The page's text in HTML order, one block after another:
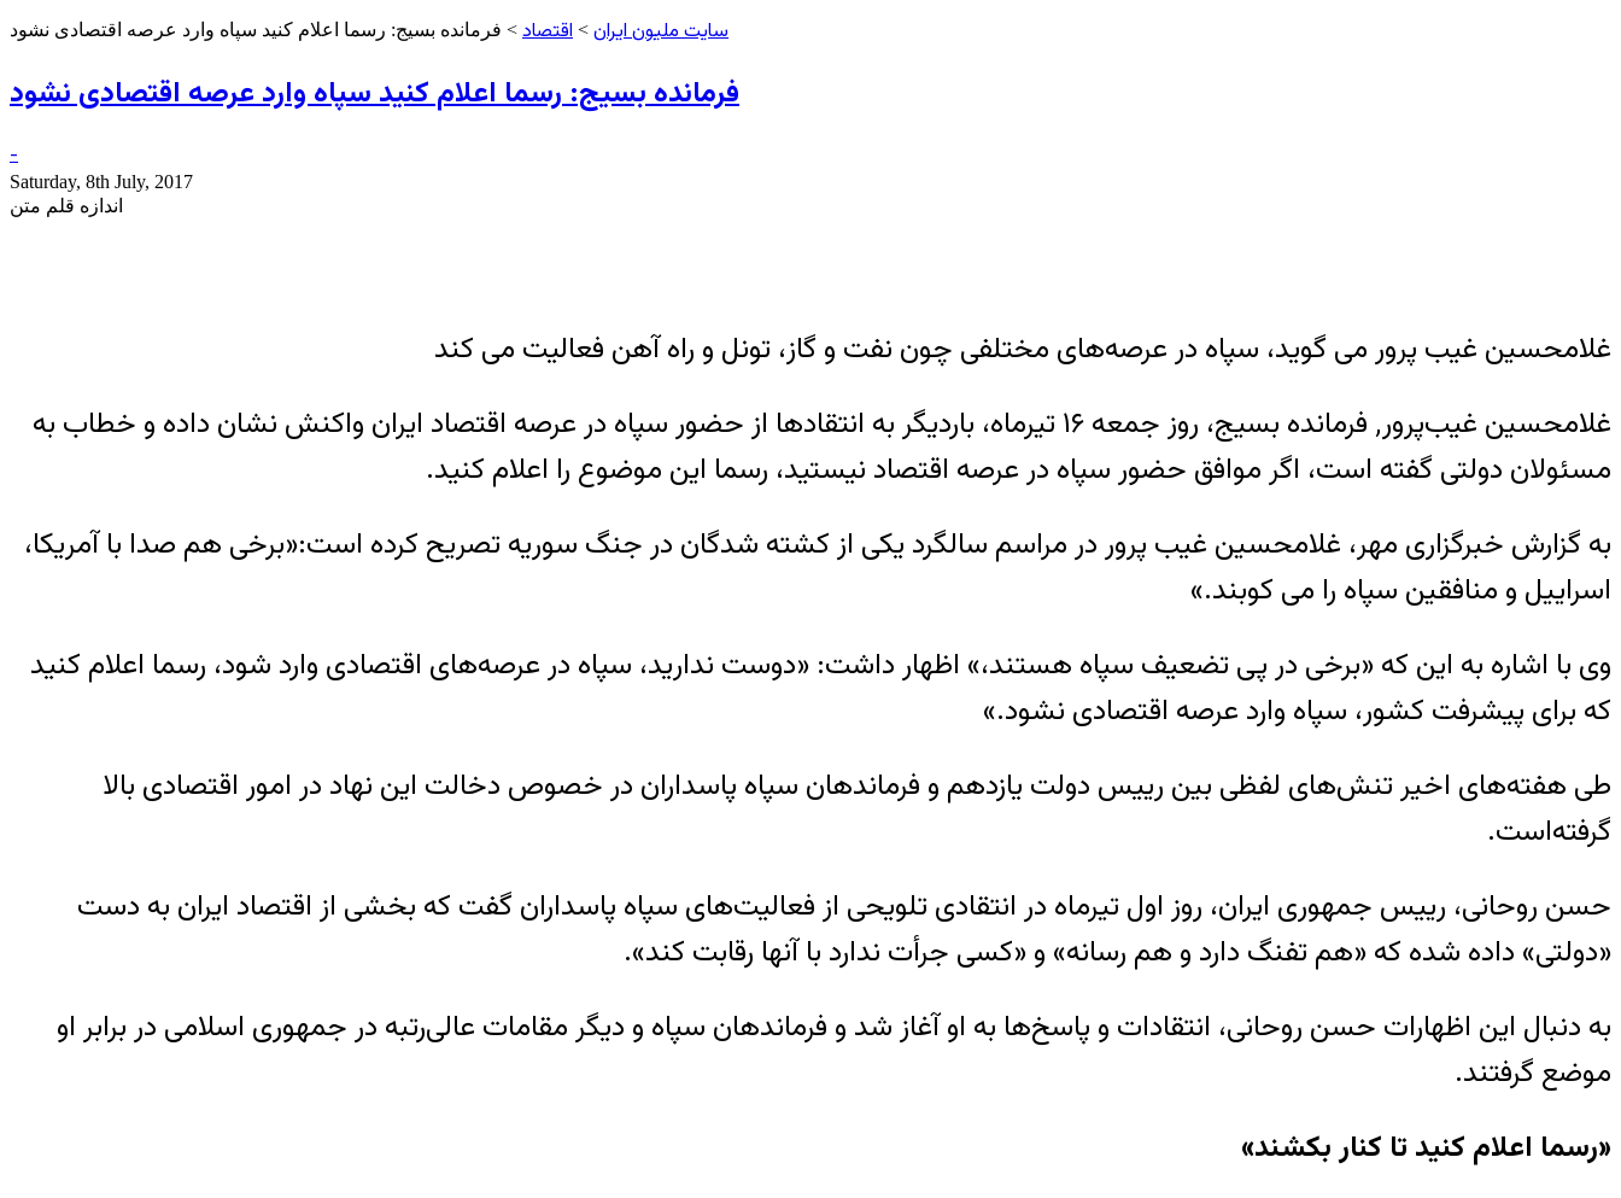
سایت ملیون ایران > اقتصاد > فرمانده بسیج: رسما اعلام کنید سپاه وارد عرصه اقتصادی نشود
فرمانده بسیج: رسما اعلام کنید سپاه وارد عرصه اقتصادی نشود
-
Saturday, 8th July, 2017
اندازه قلم متن
غلامحسین غیب پرور می گوید، سپاه در عرصه‌های مختلفی چون نفت و گاز، تونل و راه آهن فعالیت می کند
غلامحسین غیب‌پرور٬ فرمانده بسیج، روز جمعه ۱۶ تیرماه، باردیگر به انتقاد‌ها از حضور سپاه در عرصه اقتصاد ایران واکنش نشان داده و خطاب به
مسئولان دولتی گفته است، اگر موافق حضور سپاه در عرصه اقتصاد نیستید، رسما این موضوع را اعلام کنید.
به گزارش خبرگزاری مهر، غلامحسین غیب پرور در مراسم سالگرد یکی از کشته شدگان در جنگ سوریه تصریح کرده است:«برخی هم صدا با آمریکا،
اسراییل و منافقین سپاه را می کوبند.»
وی با اشاره به این که «برخی در پی تضعیف سپاه هستند،» اظهار داشت: «دوست ندارید، سپاه در عرصه‌های اقتصادی وارد شود، رسما اعلام کنید
که برای پیشرفت کشور، سپاه وارد عرصه اقتصادی نشود.»
طی هفته‌های اخیر تنش‌های لفظی بین رییس دولت یازدهم و فرماندهان سپاه پاسداران در خصوص دخالت این نهاد در امور اقتصادی بالا
گرفته‌است.
حسن روحانی، رییس جمهوری ایران، روز اول تیرماه در انتقادی تلویحی از فعالیت‌های سپاه پاسداران گفت که بخشی از اقتصاد ایران به دست
«دولتی» داده شده که «هم تفنگ دارد و هم رسانه» و «کسی جرأت ندارد با آنها رقابت کند».
به دنبال این اظهارات حسن روحانی، انتقادات و پاسخ‌ها به او آغاز شد و فرماندهان سپاه و دیگر مقامات عالی‌رتبه در جمهوری اسلامی در برابر او
موضع گرفتند.
«رسما اعلام کنید تا کنار بکشند»